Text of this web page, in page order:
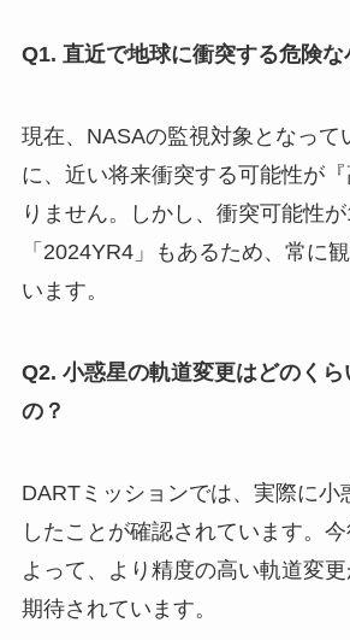
Q1. 直近で地球に衝突する危険な
現在、NASAの監視対象となって
に、近い将来衝突する可能性が
りません。しかし、衝突可能性
「2024YR4」もあるため、常に
います。
Q2. 小惑星の軌道変更はどのく
の？
DARTミッションでは、実際に小
したことが確認されています。
よって、より精度の高い軌道変
期待されています。